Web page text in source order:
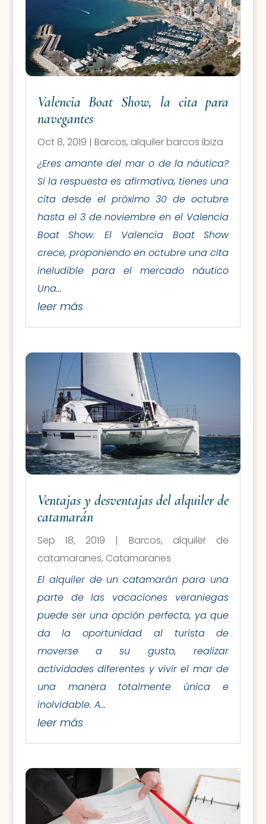
Valencia Boat Show, la cita para
navegantes
Oct 8, 2019 | Barcos, alquiler barcos ibiza
¿Eres amante del mar o de la náutica?
Si la respuesta es afirmativa, tienes una
cita desde el próximo 30 de octubre
hasta el 3 de noviembre en el Valencia
Boat Show. El Valencia Boat Show
crece, proponiendo en octubre una cita
ineludible para el mercado náutico
Una...
leer más
Ventajas y desventajas del alquiler de
catamarán
Sep 18, 2019 | Barcos, alquiler de
catamaranes, Catamaranes
El alquiler de un catamarán para una
parte de las vacaciones veraniegas
puede ser una opción perfecta, ya que
da la oportunidad al turista de
moverse a su gusto, realizar
actividades diferentes y vivir el mar de
una manera totalmente única e
inolvidable. A...
leer más